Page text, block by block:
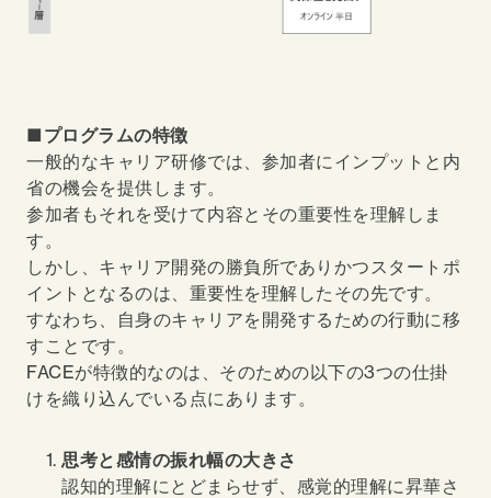
■プログラムの特徴
一般的なキャリア研修では、参加者にインプットと内
省の機会を提供します。
参加者もそれを受けて内容とその重要性を理解しま
す。
しかし、キャリア開発の勝負所でありかつスタートポ
イントとなるのは、重要性を理解したその先です。
すなわち、自身のキャリアを開発するための行動に移
すことです。
FACEが特徴的なのは、そのための以下の3つの仕掛
けを織り込んでいる点にあります。
思考と感情の振れ幅の大きさ
認知的理解にとどまらせず、感覚的理解に昇華さ